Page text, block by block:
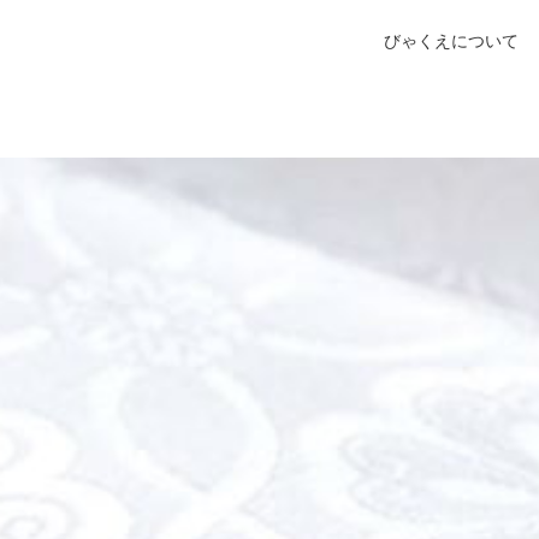
びゃくえについて